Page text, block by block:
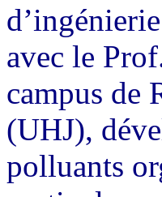
avec le
campus de
(UHJ),
polluants